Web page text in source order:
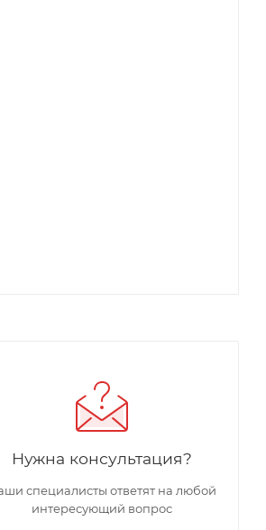
Нужна консультация?
специалисты ответят на любой
интересующий вопрос